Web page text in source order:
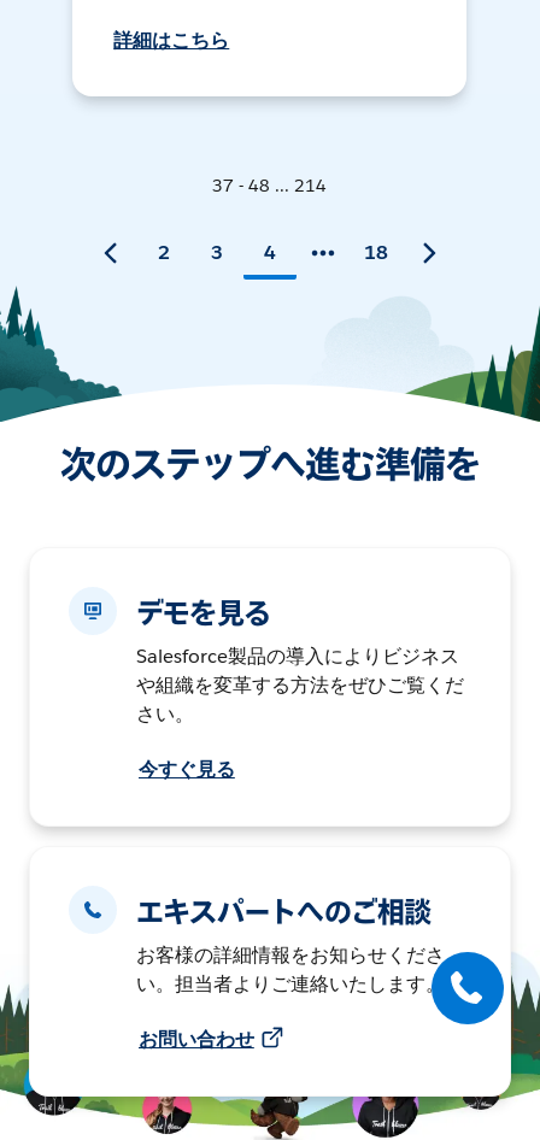
詳細はこちら
37 - 48 ... 214
2 3 4 18
次のステップへ進む準備を
デモを見る
Salesforce製品の導入によりビジネス
や組織を変革する方法をぜひご覧くだ
さい。
今すぐ見る
エキスパートへのご相談
お客様の詳細情報をお知らせくださ
い。担当者よりご連絡いたします。
お問い合わせ